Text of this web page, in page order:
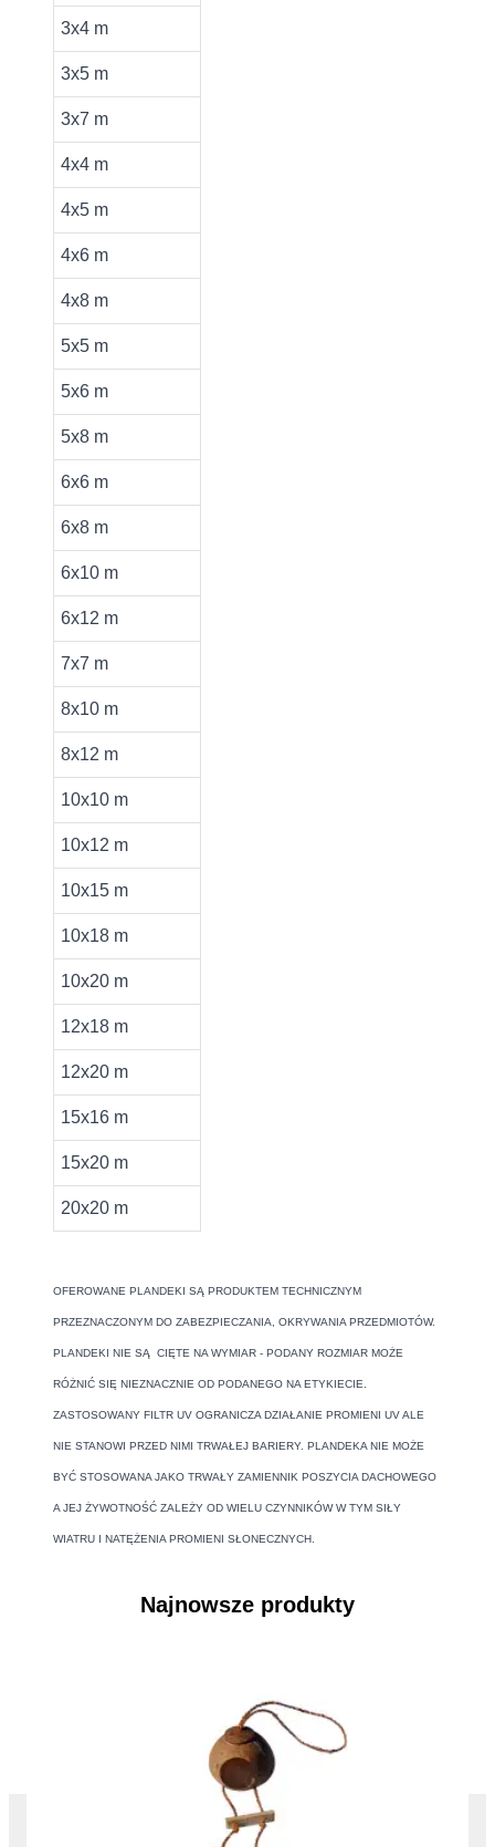
3x4 m
3x5 m
3x7 m
4x4 m
4x5 m
4x6 m
4x8 m
5x5 m
5x6 m
5x8 m
6x6 m
6x8 m
6x10 m
6x12 m
7x7 m
8x10 m
8x12 m
10x10 m
10x12 m
10x15 m
10x18 m
10x20 m
12x18 m
12x20 m
15x16 m
15x20 m
20x20 m
OFEROWANE PLANDEKI SĄ PRODUKTEM TECHNICZNYM
PRZEZNACZONYM DO ZABEZPIECZANIA, OKRYWANIA PRZEDMIOTÓW.
PLANDEKI NIE SĄ CIĘTE NA WYMIAR - PODANY ROZMIAR MOŻE
RÓŻNIĆ SIĘ NIEZNACZNIE OD PODANEGO NA ETYKIECIE.
ZASTOSOWANY FILTR UV OGRANICZA DZIAŁANIE PROMIENI UV ALE
NIE STANOWI PRZED NIMI TRWAŁEJ BARIERY. PLANDEKA NIE MOŻE
BYĆ STOSOWANA JAKO TRWAŁY ZAMIENNIK POSZYCIA DACHOWEGO
A JEJ ŻYWOTNOŚĆ ZALEŻY OD WIELU CZYNNIKÓW W TYM SIŁY
WIATRU I NATĘŻENIA PROMIENI SŁONECZNYCH.
Najnowsze produkty